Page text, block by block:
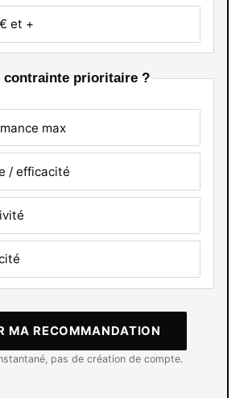
et +
contrainte prioritaire ?
max
/ efficacité
MA RECOMMANDATION
pas de création de compte.